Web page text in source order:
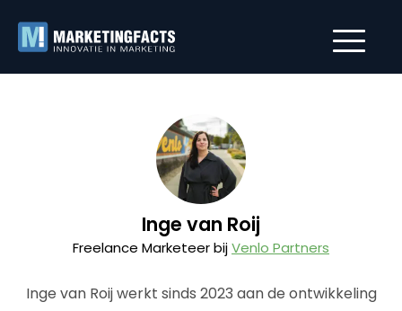
Inge van Roij
Freelance Marketeer bijVenlo Partners
Inge van Roij werkt sinds 2023 aan de ontwikkeling